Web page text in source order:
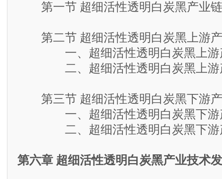
第一节 超细活性透明白炭黑产业
第二节 超细活性透明白炭黑上游产
一、超细活性透明白炭黑上游
二、超细活性透明白炭黑上游
第三节 超细活性透明白炭黑下游产
一、超细活性透明白炭黑下游
二、超细活性透明白炭黑下游
第六章 超细活性透明白炭黑产业技术